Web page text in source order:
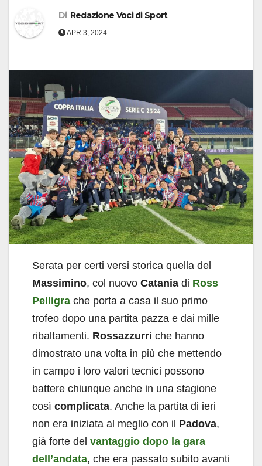
Di Redazione Voci di Sport
APR 3, 2024
Serata per certi versi storica quella del
Massimino, col nuovo Catania di Ross
Pelligra che porta a casa il suo primo
trofeo dopo una partita pazza e dai mille
ribaltamenti. Rossazzurri che hanno
dimostrato una volta in più che mettendo
in campo i loro valori tecnici possono
battere chiunque anche in una stagione
così complicata. Anche la partita di ieri
non era iniziata al meglio con il Padova,
già forte del vantaggio dopo la gara
dell’andata, che era passato subito avanti